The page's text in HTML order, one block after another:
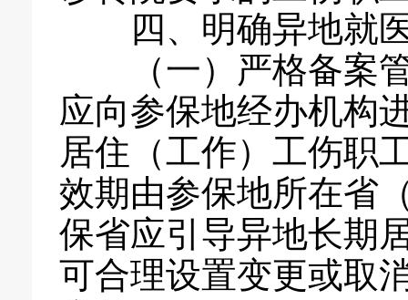
四、明确异地就
（一）严格备案管
应向参保地经办机构
居住（工作）工伤职
效期由参保地所在省
保省应引导异地长期
可合理设置变更或取